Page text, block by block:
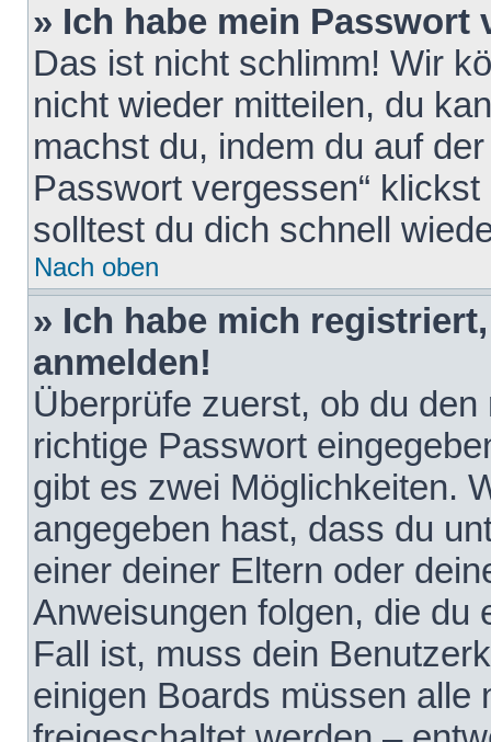
» Ich habe mein Passwort
Das ist nicht schlimm! Wir
nicht wieder mitteilen, du
machst du, indem du auf
Passwort vergessen“
solltest du dich schnell
Nach oben
» Ich habe mich
anmelden!
Überprüfe zuerst, ob du
richtige Passwort
gibt es zwei Möglichkeiten.
angegeben hast, dass du
einer deiner Eltern oder
Anweisungen folgen, die du
Fall ist, muss dein
einigen Boards müssen alle